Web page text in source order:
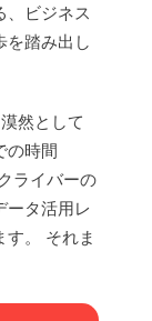
、ビジネス
を踏み出し
然として
の時間
ライバーの
ータ活用レ
。 それま